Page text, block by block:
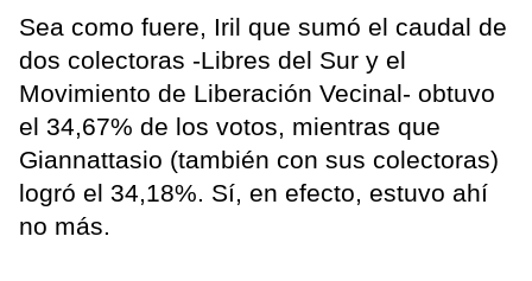
Sea como fuere, Iril que sumó el caudal de
dos colectoras -Libres del Sur y el
Movimiento de Liberación Vecinal- obtuvo
el 34,67% de los votos, mientras que
Giannattasio (también con sus colectoras)
logró el 34,18%. Sí, en efecto, estuvo ahí
no más.